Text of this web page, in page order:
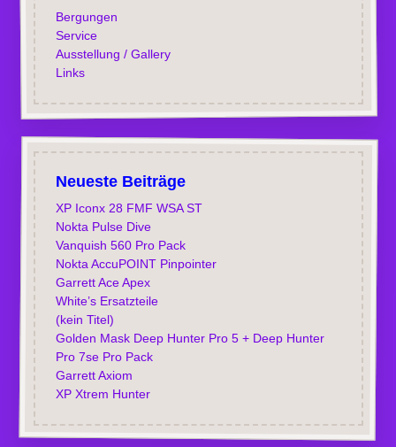
Bergungen
Service
Ausstellung / Gallery
Links
Neueste Beiträge
XP Iconx 28 FMF WSA ST
Nokta Pulse Dive
Vanquish 560 Pro Pack
Nokta AccuPOINT Pinpointer
Garrett Ace Apex
White’s Ersatzteile
(kein Titel)
Golden Mask Deep Hunter Pro 5 + Deep Hunter
Pro 7se Pro Pack
Garrett Axiom
XP Xtrem Hunter